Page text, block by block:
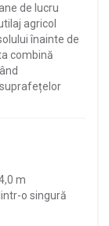
de lucru
agricol
înainte de
combină
m
o singură